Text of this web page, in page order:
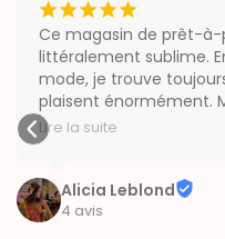
¡¡¡¡¡
Ce magasin de prêt-
littéralement sublime.
mode, je trouve
plaisent énormément.
nombreux vêtements
au fil du temps. La
toujours offrir le
collections sont
Lire la suite
Alicia Leblond
4 avis